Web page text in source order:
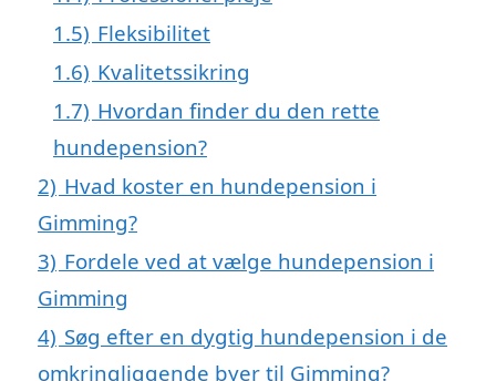
1.5) Fleksibilitet
1.6) Kvalitetssikring
1.7) Hvordan finder du den rette
hundepension?
2) Hvad koster en hundepension i
Gimming?
3) Fordele ved at vælge hundepension i
Gimming
4) Søg efter en dygtig hundepension i de
omkringliggende byer til Gimming?